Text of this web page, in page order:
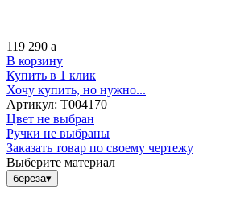
119 290 a
В корзину
Купить в 1 клик
Хочу купить, но нужно...
Артикул: Т004170
Цвет не выбран
Ручки не выбраны
Заказать товар по своему чертежу
Выберите материал
береза▾